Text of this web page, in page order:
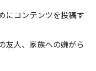
にコンテンツを投稿す
友人、家族への嫌がら